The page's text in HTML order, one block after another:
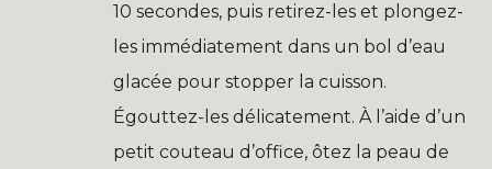
10 secondes, puis retirez-les et plongez-
les immédiatement dans un bol d’eau
glacée pour stopper la cuisson.
Égouttez-les délicatement. À l’aide d’un
petit couteau d’office, ôtez la peau de